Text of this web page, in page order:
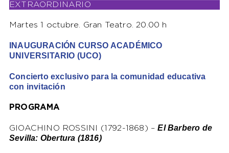
EXTRAORDINARIO
Martes 1 octubre. Gran Teatro. 20.00 h
INAUGURACIÓN CURSO ACADÉMICO
UNIVERSITARIO (UCO)
Concierto exclusivo para la comunidad educativa
con invitación
PROGRAMA
GIOACHINO ROSSINI (1792-1868) –El Barbero de
Sevilla: Obertura (1816)